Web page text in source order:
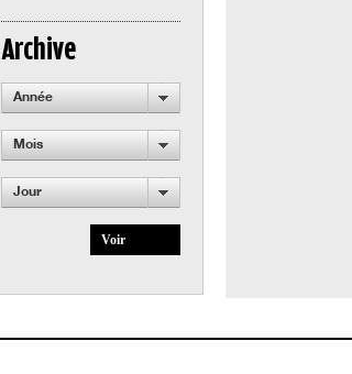
Archive
Année
Mois
Jour
Voir